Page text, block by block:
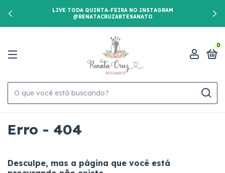
LIVE TODA QUINTA-FEIRA NO INSTAGRAM
@RENATACRUZARTESANATO
0
Erro - 404
Desculpe, mas a página que você está